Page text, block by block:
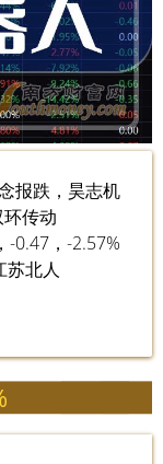
报跌，昊志机
传动
-0.47，-2.57%
苏北人